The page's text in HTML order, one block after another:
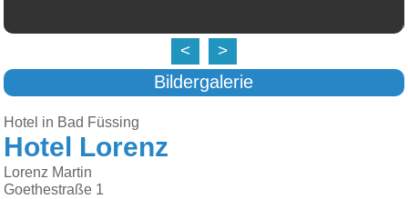
< >
Bildergalerie
Hotel in Bad Füssing
Hotel Lorenz
Lorenz Martin
Goethestraße 1